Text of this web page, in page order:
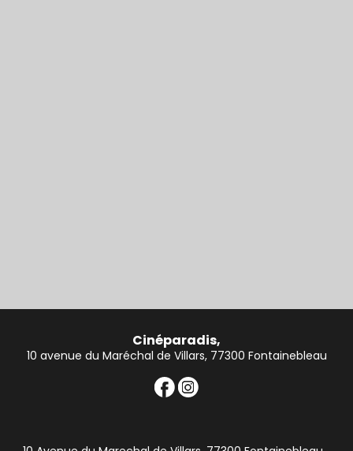
Cinéparadis,
10 avenue du Maréchal de Villars, 77300 Fontainebleau